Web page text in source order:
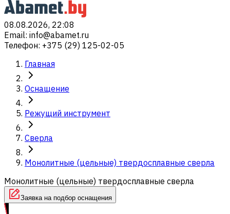
08.08.2026, 22:08
Email: info@abamet.ru
Телефон: +375 (29) 125-02-05
Главная
Оснащение
Режущий инструмент
Сверла
Монолитные (цельные) твердосплавные сверла
Монолитные (цельные) твердосплавные сверла
Заявка на подбор оснащения